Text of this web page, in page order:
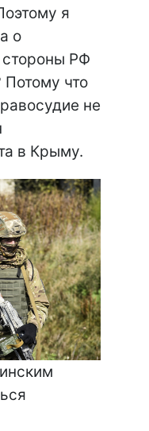
я
о
РФ
Потому что
не
в Крыму.